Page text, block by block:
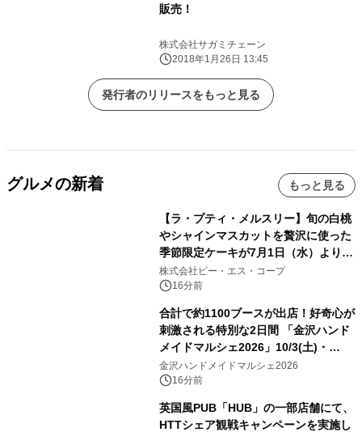
販売！
株式会社サガミチェーン
2018年1月26日 13:45
発行者のリリースをもっと見る
グルメの新着 もっと見る
【ラ・プティ・メルスリー】旬の白桃
やシャインマスカットを贅沢に使った
季節限定ケーキが7月1日（水）より順
次登場！
株式会社ピー・エス・コープ
16分前
合計で約1100ブースが出店！好奇心が
刺激される特別な2日間 「金沢ハンド
メイドマルシェ2026」10/3(土)・
10/4(日)開催
金沢ハンドメイドマルシェ2026
16分前
英国風PUB「HUB」の一部店舗にて、
HTTシェア観戦キャンペーンを実施し